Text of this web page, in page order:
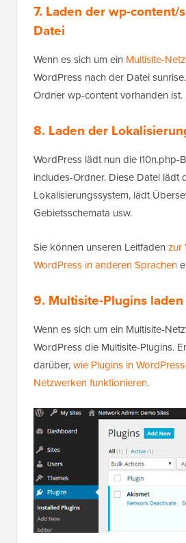
7. Laden der wp-content/
Datei
Wenn es sich um ein Multisite-
WordPress nach der Datei
Ordner wp-content vorhanden ist.
8. Laden der
WordPress lädt nun die l10n.php-
includes-Ordner. Diese Datei lädt
Lokalisierungssystem, lädt
Gebietsschemata usw.
Sie können unseren Leitfaden zur
WordPress in anderen Sprachen
9. Multisite-Plugins laden
Wenn es sich um ein Multisite-
WordPress die Multisite-Plugins.
darüber,wie Plugins in
Netzwerken funktionieren.